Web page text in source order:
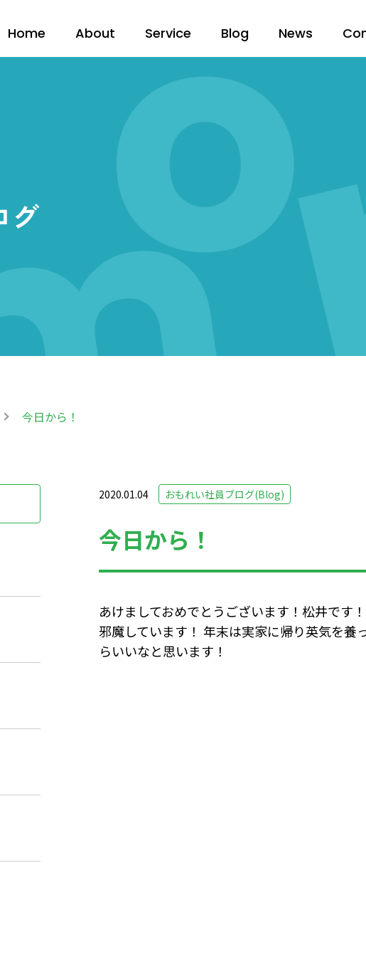
Home About Service Blog News
グ
今日から！
2020.01.04 おもれい社員ブログ(Blog)
今日から！
あけましておめでとうございます！松井です
邪魔しています！ 年末は実家に帰り英気を養
らいいなと思います！